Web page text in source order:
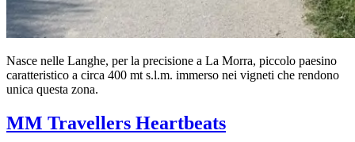
Nasce nelle Langhe, per la precisione a La Morra, piccolo paesino
caratteristico a circa 400 mt s.l.m. immerso nei vigneti che rendono
unica questa zona.
MM Travellers Heartbeats